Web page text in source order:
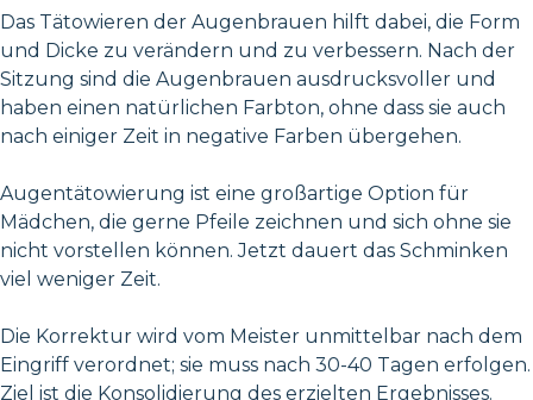
Das Tätowieren der Augenbrauen hilft dabei, die Form
und Dicke zu verändern und zu verbessern. Nach der
Sitzung sind die Augenbrauen ausdrucksvoller und
haben einen natürlichen Farbton, ohne dass sie auch
nach einiger Zeit in negative Farben übergehen.
Augentätowierung ist eine großartige Option für
Mädchen, die gerne Pfeile zeichnen und sich ohne sie
nicht vorstellen können. Jetzt dauert das Schminken
viel weniger Zeit.
Die Korrektur wird vom Meister unmittelbar nach dem
Eingriff verordnet; sie muss nach 30-40 Tagen erfolgen.
Ziel ist die Konsolidierung des erzielten Ergebnisses.